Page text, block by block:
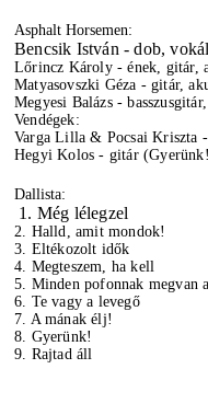
Asphalt Horsemen:
Bencsik István - dob, vokál
Lőrincz Károly - ének, gitár,
Matyasovszki Géza - gitár,
Megyesi Balázs -
Vendégek:
Varga Lilla & Pocsai Kriszta
Hegyi Kolos - gitár
Dallista:
1. Még lélegzel
2. Halld, amit mondok!
3. Eltékozolt idők
4. Megteszem, ha kell
5. Minden pofonnak megvan
6. Te vagy a levegő
7. A mának élj!
8. Gyerünk!
9. Rajtad áll